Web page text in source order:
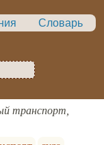
Словарь
транспорт,